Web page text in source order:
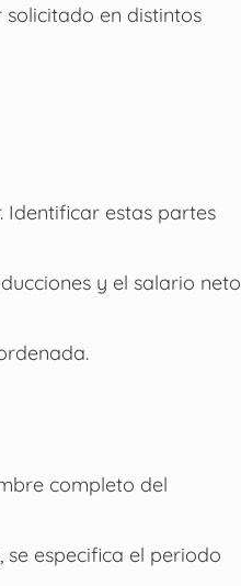
en distintos
Identificar estas partes
y el salario
completo del
se especifica el periodo